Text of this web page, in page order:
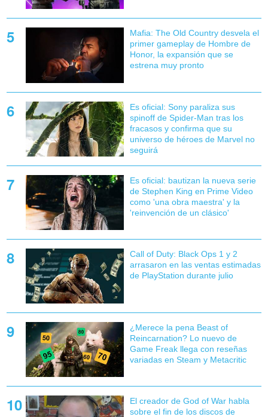
Mafia: The Old Country desvela el
primer gameplay de Hombre de
Honor, la expansión que se
estrena muy pronto
Es oficial: Sony paraliza sus
spinoff de Spider-Man tras los
fracasos y confirma que su
universo de héroes de Marvel no
seguirá
Es oficial: bautizan la nueva serie
de Stephen King en Prime Video
como 'una obra maestra' y la
'reinvención de un clásico'
Call of Duty: Black Ops 1 y 2
arrasaron en las ventas estimadas
de PlayStation durante julio
¿Merece la pena Beast of
Reincarnation? Lo nuevo de
Game Freak llega con reseñas
variadas en Steam y Metacritic
El creador de God of War habla
sobre el fin de los discos de